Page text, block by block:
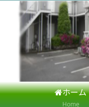
ホーム
Home